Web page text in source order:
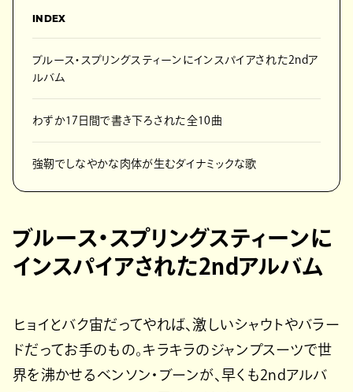
INDEX
ブルース・スプリングスティーンにインスパイアされた2ndア
ルバム
わずか17日間で書き下ろされた全10曲
強靭でしなやかな肉体が生むダイナミックな歌
ブルース・スプリングスティーンに
インスパイアされた2ndアルバム
ヒョイとバク宙だってやれば、激しいシャウトやバラー
ドだってお手のもの。キラキラのジャンプスーツで世
界を沸かせるベンソン・ブーンが、早くも2ndアルバ